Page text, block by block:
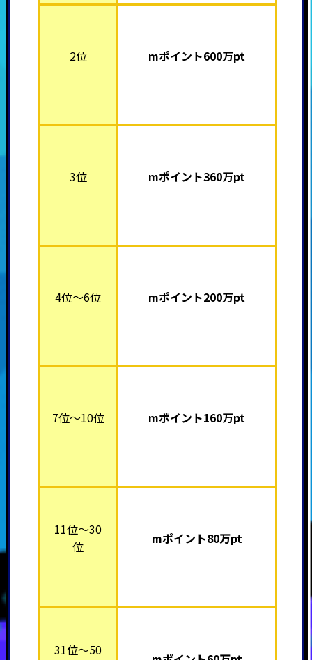
2位 mポイント600万pt
3位 mポイント360万pt
4位～6位 mポイント200万pt
7位～10位 mポイント160万pt
11位～30
位
mポイント80万pt
31位～50